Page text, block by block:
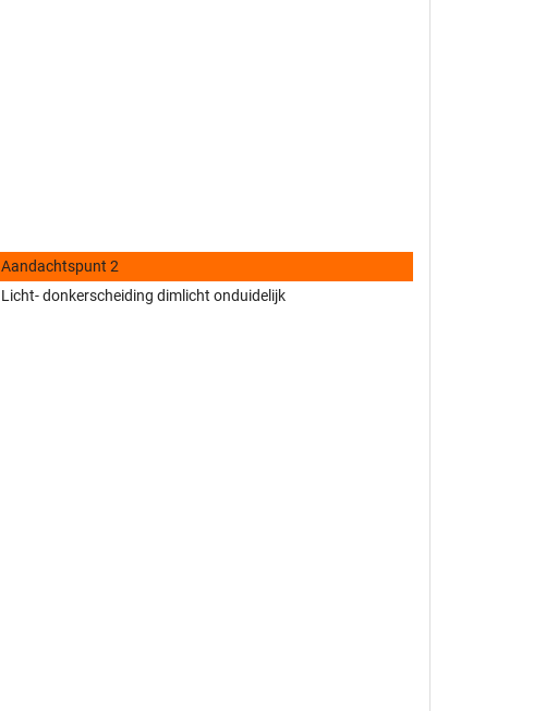
Aandachtspunt 2
Licht- donkerscheiding dimlicht onduidelijk